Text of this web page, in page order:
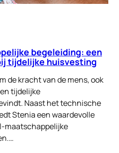
begeleiding: een
tijdelijke huisvesting
de kracht van de mens, ook
tijdelijke
Naast het technische
Stenia een waardevolle
maatschappelijke